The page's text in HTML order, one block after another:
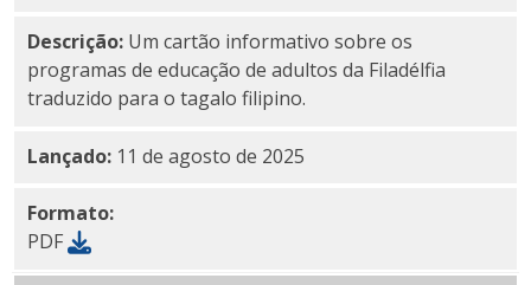
Descrição: Um cartão informativo sobre os
programas de educação de adultos da Filadélfia
traduzido para o tagalo filipino.
Lançado: 11 de agosto de 2025
Formato:
PDF